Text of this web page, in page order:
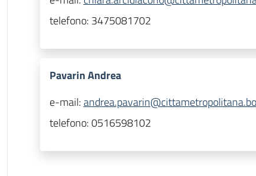
telefono: 3475081702
Pavarin Andrea
e-mail:
telefono:0516598102